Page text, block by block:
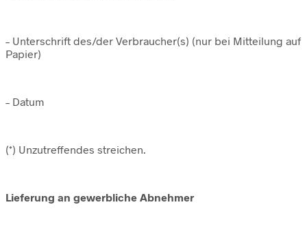
– Unterschrift des/der Verbraucher(s) (nur bei Mitteilung auf
Papier)
– Datum
(*) Unzutreffendes streichen.
Lieferung an gewerbliche Abnehmer